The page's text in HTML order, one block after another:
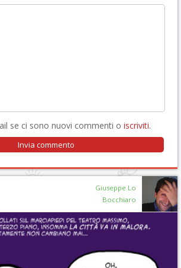
se ci sono nuovi commenti o iscriviti.
Giuseppe Lo
Bocchiaro